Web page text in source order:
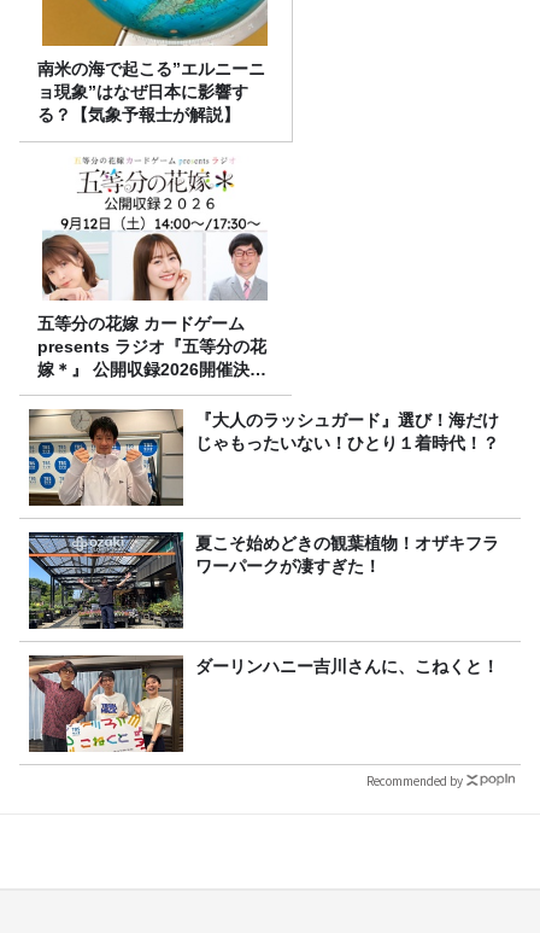
南米の海で起こる”エルニーニ
ョ現象”はなぜ日本に影響す
る？【気象予報士が解説】
五等分の花嫁 カードゲーム
presents ラジオ『五等分の花
嫁＊』 公開収録2026開催決
定！
『大人のラッシュガード』選び！海だけ
じゃもったいない！ひとり１着時代！？
夏こそ始めどきの観葉植物！オザキフラ
ワーパークが凄すぎた！
ダーリンハニー吉川さんに、こねくと！
Recommended by